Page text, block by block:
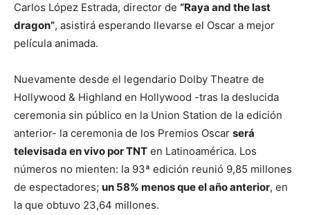
Carlos López Estrada, director de “Raya and the last
dragon”, asistirá esperando llevarse el Oscar a mejor
película animada.
Nuevamente desde el legendario Dolby Theatre de
Hollywood & Highland en Hollywood -tras la deslucida
ceremonia sin público en la Union Station de la edición
anterior- la ceremonia de los Premios Oscar será
televisada en vivo por TNT en Latinoamérica. Los
números no mienten: la 93ª edición reunió 9,85 millones
de espectadores; un 58% menos que el año anterior, en
la que obtuvo 23,64 millones.